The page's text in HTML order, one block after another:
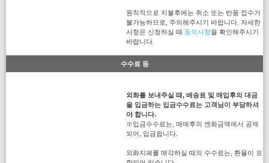
원칙적으로 지불후에는 취소 또는 반품 접수가
불가능하므로, 주의해주시기 바랍니다. 자세한
사항은 신청하실 때 동의사항을 확인해주시기
바랍니다.
수수료 등
외화를 보내주실 때, 배송료 및 매입후의 대금
을 입금하는 입금수수료는 고객님이 부담하셔
야 합니다.
※입금수수료는, 매매후의 엔화금액에서 공제
되어, 입금됩니다.
외화지폐를 매각하실 때의 수수료는, 환율이 포